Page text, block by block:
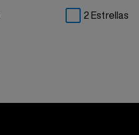
2 Estrellas